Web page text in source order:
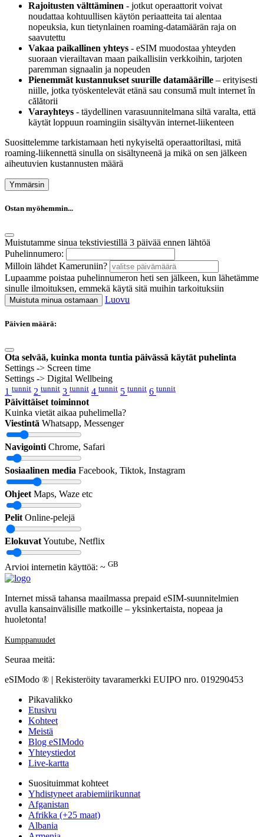
Rajoitusten välttäminen - jotkut operaattorit voivat
noudattaa kohtuullisen käytön periaatteita tai alentaa
nopeuksia, kun tietynlainen roaming-datamäärän raja on
saavutettu
Vakaa paikallinen yhteys - eSIM muodostaa yhteyden
suoraan vierailtavan maan paikallisiin verkkoihin, tarjoten
paremman signaalin ja nopeuden
Pienemmät kustannukset suurille datamäärille – erityisesti
niille, jotka työskentelevät etänä sau consumă mult internet în
călătorii
Varayhteys - täydellinen varasuunnitelmana siltä varalta, että
käytät loppuun roamingiin sisältyvän internet-liikenteen
Suosittelemme tarkistamaan heti nykyiseltä operaattoriltasi, mitä
roaming-liikennettä sinulla on sisältyneenä ja mikä on sen jälkeen
aiheutuvien kustannusten määrä
Ymmärsin
Ostan myöhemmin...
Muistutamme sinua tekstiviestillä 3 päivää ennen lähtöä
Puhelinnumero:
Milloin lähdet Kameruniin?
Lupaamme poistaa puhelinnumeron heti sen jälkeen, kun lähetämme
sinulle ilmoituksen, emmekä käytä sitä muihin tarkoituksiin
Muistuta minua ostamaan Luovu
Päivien määrä:
Ota selvää, kuinka monta tuntia päivässä käytät puhelinta
Settings -> Screen time
Settings -> Digital Wellbeing
1 tunnit 2 tunnit 3 tunnit 4 tunnit 5 tunnit 6 tunnit
Päivittäiset toiminnot
Kuinka vietät aikaa puhelimella?
Viestintä Whatsapp, Messenger
Navigointi Chrome, Safari
Sosiaalinen media Facebook, Tiktok, Instagram
Ohjeet Maps, Waze etc
Pelit Online-pelejä
ElokuvatYoutube, Netflix
Arvioi internetin käyttöä: ~ GB
Internet missä tahansa maailmassa prepaid eSIM-suunnitelmien
avulla kansainvälisille matkoille – yksinkertaista, nopeaa ja
huoletonta!
Kumppanuudet
Seuraa meitä:
eSIModo ® | Rekisteröity tavaramerkki EUIPO nro. 019290453
Pikavalikko
Etusivu
Kohteet
Meistä
Blog eSIModo
Yhteystiedot
Live-kartta
Suosituimmat kohteet
Yhdistyneet arabiemiirikunnat
Afganistan
Afrikka (+25 maat)
Albania